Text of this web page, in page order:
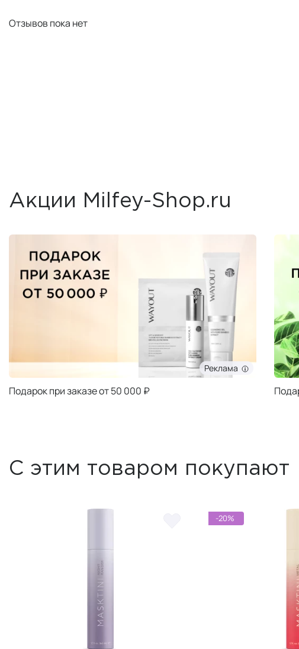
Отзывов пока нет
Акции Milfey-Shop.ru
Реклама
Подарок при заказе от 50 000 ₽
С этим товаром покупают
-20%